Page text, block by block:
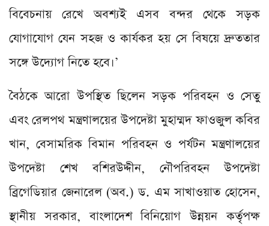
বিবেচনায় রেখে অবশ্যই এসব বন্দর থেকে সড়ক
যোগাযোগ যেন সহজ ও কার্যকর হয় সে বিষয়ে দ্রুততার
সঙ্গে উদ্যোগ নিতে হবে।’
বৈঠকে আরো উপস্থিত ছিলেন সড়ক পরিবহন ও সেতু
এবং রেলপথ মন্ত্রণালয়ের উপদেষ্টা মুহাম্মদ ফাওজুল কবির
খান, বেসামরিক বিমান পরিবহন ও পর্যটন মন্ত্রণালয়ের
উপদেষ্টা শেখ বশিরউদ্দীন, নৌপরিবহন উপদেষ্টা
ব্রিগেডিয়ার জেনারেল (অব.) ড. এম সাখাওয়াত হোসেন,
স্থানীয় সরকার, বাংলাদেশ বিনিয়োগ উন্নয়ন কর্তৃপক্ষ